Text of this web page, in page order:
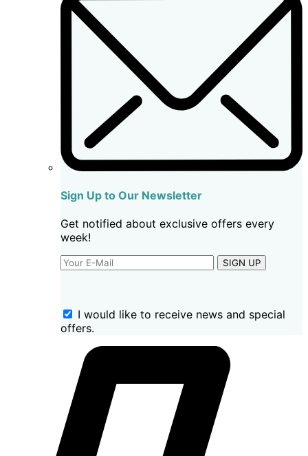
Sign Up to Our Newsletter
Get notified about exclusive offers every
week!
SIGN UP
I would like to receive news and special
offers.